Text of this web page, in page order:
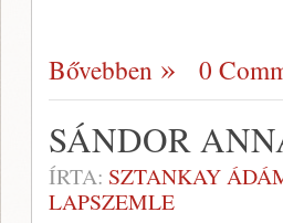
Bővebben 0
SÁNDOR
ÍRTA: SZTANKAY
LAPSZEMLE